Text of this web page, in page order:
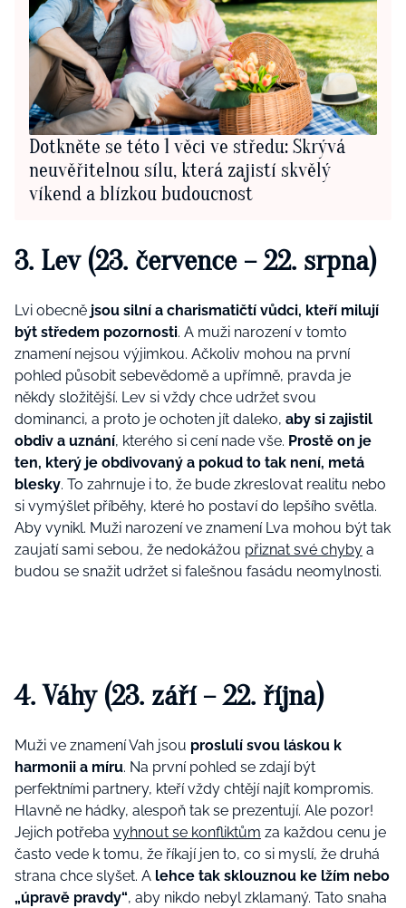
Dotkněte se této 1 věci ve středu: Skrývá
neuvěřitelnou sílu, která zajistí skvělý
víkend a blízkou budoucnost
3. Lev (23. července – 22. srpna)
Lvi obecně jsou silní a charismatičtí vůdci, kteří milují
být středem pozornosti. A muži narození v tomto
znamení nejsou výjimkou. Ačkoliv mohou na první
pohled působit sebevědomě a upřímně, pravda je
někdy složitější. Lev si vždy chce udržet svou
dominanci, a proto je ochoten jít daleko, aby si zajistil
obdiv a uznání, kterého si cení nade vše. Prostě on je
ten, který je obdivovaný a pokud to tak není, metá
blesky. To zahrnuje i to, že bude zkreslovat realitu nebo
si vymýšlet příběhy, které ho postaví do lepšího světla.
Aby vynikl. Muži narození ve znamení Lva mohou být tak
zaujatí sami sebou, že nedokážou přiznat své chyby a
budou se snažit udržet si falešnou fasádu neomylnosti.
4. Váhy (23. září – 22. října)
Muži ve znamení Vah jsou proslulí svou láskou k
harmonii a míru. Na první pohled se zdají být
perfektními partnery, kteří vždy chtějí najít kompromis.
Hlavně ne hádky, alespoň tak se prezentují. Ale pozor!
Jejich potřeba vyhnout se konfliktům za každou cenu je
často vede k tomu, že říkají jen to, co si myslí, že druhá
strana chce slyšet. A lehce tak sklouznou ke lžím nebo
„úpravě pravdy“, aby nikdo nebyl zklamaný. Tato snaha